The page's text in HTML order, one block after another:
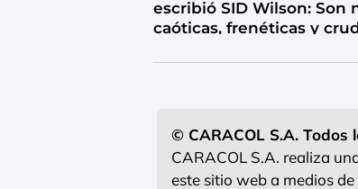
escribió SID Wilson: Son
caóticas, frenéticas y
© CARACOL S.A. Todos
CARACOL S.A. realiza
este sitio web a medios